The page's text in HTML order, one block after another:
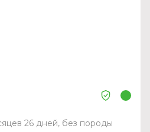
26 дней, без породы